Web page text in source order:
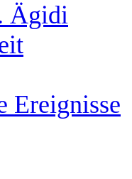
Ägidi
Ereignisse